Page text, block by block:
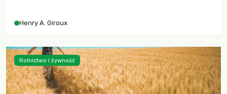
wychowają świadomych obywateli?
Henry A. Giroux
Rolnictwo i żywność